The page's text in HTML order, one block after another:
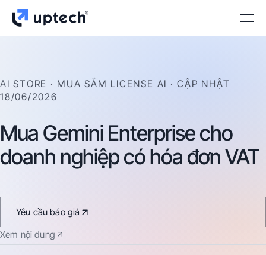
AI STORE · MUA SẮM LICENSE AI · CẬP NHẬT
18/06/2026
Mua Gemini Enterprisecho
doanh nghiệpcóhóa đơnVAT
Yêu cầu báo giá
Xem nội dung